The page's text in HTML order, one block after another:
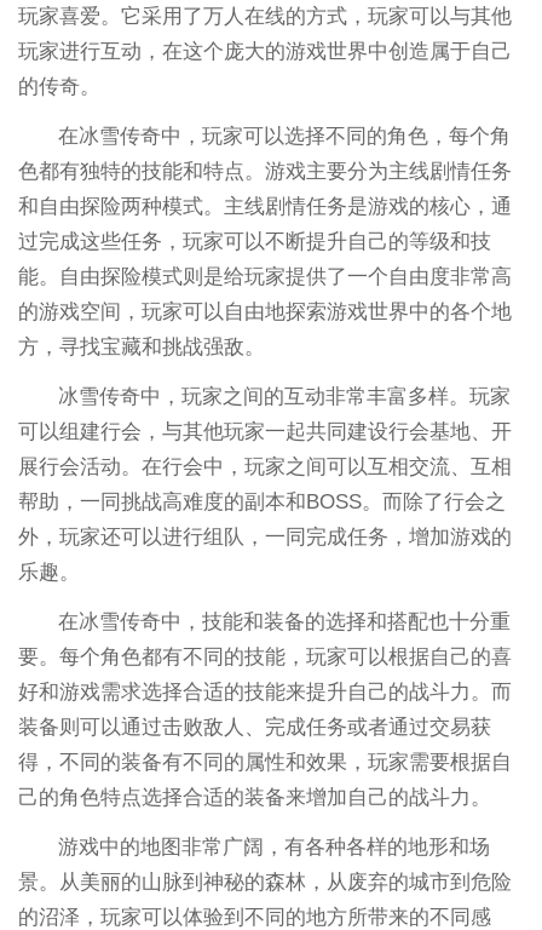
玩家喜爱。它采用了万人在线的方式，玩家可以与其他
玩家进行互动，在这个庞大的游戏世界中创造属于自己
的传奇。
在冰雪传奇中，玩家可以选择不同的角色，每个角
色都有独特的技能和特点。游戏主要分为主线剧情任务
和自由探险两种模式。主线剧情任务是游戏的核心，通
过完成这些任务，玩家可以不断提升自己的等级和技
能。自由探险模式则是给玩家提供了一个自由度非常高
的游戏空间，玩家可以自由地探索游戏世界中的各个地
方，寻找宝藏和挑战强敌。
冰雪传奇中，玩家之间的互动非常丰富多样。玩家
可以组建行会，与其他玩家一起共同建设行会基地、开
展行会活动。在行会中，玩家之间可以互相交流、互相
帮助，一同挑战高难度的副本和BOSS。而除了行会之
外，玩家还可以进行组队，一同完成任务，增加游戏的
乐趣。
在冰雪传奇中，技能和装备的选择和搭配也十分重
要。每个角色都有不同的技能，玩家可以根据自己的喜
好和游戏需求选择合适的技能来提升自己的战斗力。而
装备则可以通过击败敌人、完成任务或者通过交易获
得，不同的装备有不同的属性和效果，玩家需要根据自
己的角色特点选择合适的装备来增加自己的战斗力。
游戏中的地图非常广阔，有各种各样的地形和场
景。从美丽的山脉到神秘的森林，从废弃的城市到危险
的沼泽，玩家可以体验到不同的地方所带来的不同感